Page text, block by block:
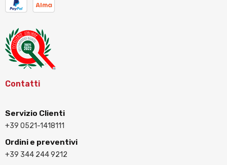
Contatti
Servizio Clienti
+39 0521-1418111
Ordini e preventivi
+39 344 244 9212